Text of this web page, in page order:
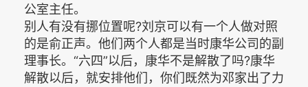
公室主任。
别人有没有挪位置呢?刘京可以有一个人做对照
的是俞正声。他们两个人都是当时康华公司的副
理事长。“六四”以后，康华不是解散了吗?康华
解散以后，就安排他们，你们既然为邓家出了力